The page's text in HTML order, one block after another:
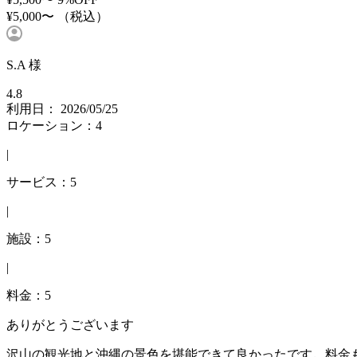
¥5,000〜
（税込）
S.A 様
4.8
利用日： 2026/05/25
ロケーション：4
|
サービス：5
|
施設：5
|
料金：5
ありがとうございます
沢山の観光地と沖縄の景色を堪能できて良かったです。料金